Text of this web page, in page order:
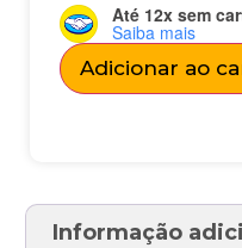
Até 12x sem
Saiba mais
Adicionar ao
Informação